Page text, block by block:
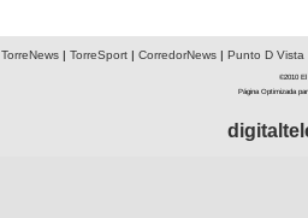
TorreNews| TorreSport| CorredorNews| Punto D Vista
©2010 El
Página Optimizada